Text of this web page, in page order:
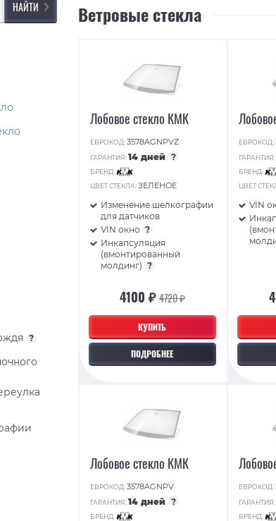
?
Ветровые стекла
КУПИТЬ
ПОДРОБНЕЕ
Лобовое стекло КМК
ЕВРОКОД:3578AGNPVZ
ГАРАНТИЯ:14 дней ?
БРЕНД:
ЦВЕТ СТЕКЛА:ЗЕЛЕНОЕ
Изменение шелкографии
для датчиков
VIN окно ?
Инкапсуляция
(вмонтированный
молдинг) ?
4100 ₽4720 ₽
ЕВРОКОД:
БРЕНД:
ЦВЕТ
VIN
Лобовое стекло КМК
ЕВРОКОД:3578AGNPV
ГАРАНТИЯ:14 дней ?
БРЕНД:
ЕВРОКОД:
БРЕНД: